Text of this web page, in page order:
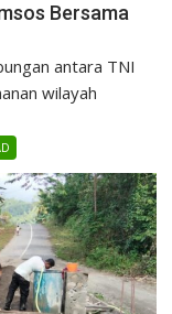
Bersama
antara TNI
wilayah